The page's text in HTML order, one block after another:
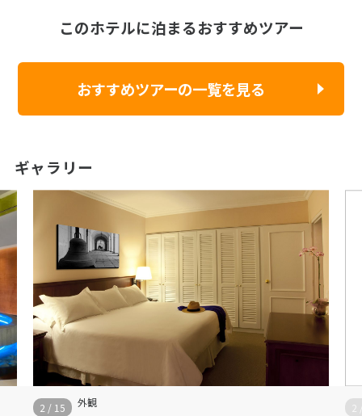
このホテルに泊まるおすすめツアー
おすすめツアーの一覧を見る
ギャラリー
外観
2 / 15 2